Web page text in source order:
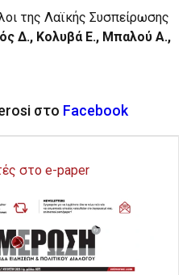
της Λαϊκής Συσπείρωσης
Δ., Κολυβά Ε., Μπαλού Α.,
στο Facebook
στο e-paper